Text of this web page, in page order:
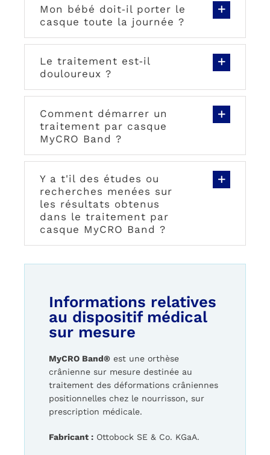
Mon bébé doit‑il porter le
casque toute la journée ?
Le traitement est‑il
douloureux ?
Comment démarrer un
traitement par casque
MyCRO Band ?
Y a t'il des études ou
recherches menées sur
les résultats obtenus
dans le traitement par
casque MyCRO Band ?
Informations relatives
au dispositif médical
sur mesure
MyCRO Band®est une orthèse
crânienne sur mesure destinée au
traitement des déformations crâniennes
positionnelles chez le nourrisson, sur
prescription médicale.
Fabricant :Ottobock SE & Co. KGaA.